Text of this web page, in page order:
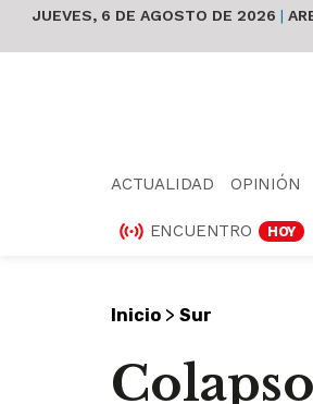
JUEVES, 6 DE AGOSTO DE 2026 |
ACTUALIDAD OPINIÓN
ENCUENTRO HOY
Inicio > Sur